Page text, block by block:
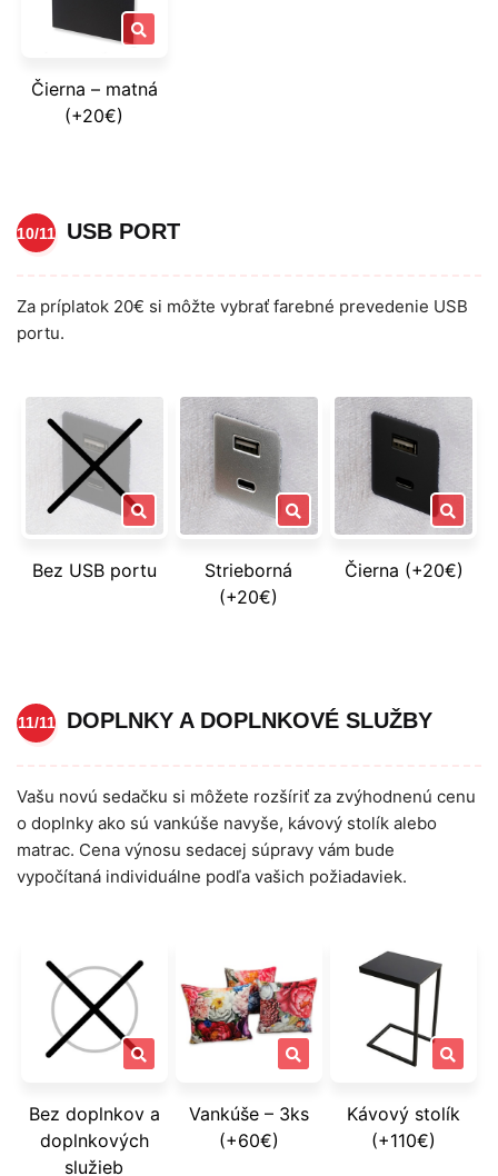
Čierna – matná
(+20€)
10/11 USB PORT
Za príplatok 20€ si môžte vybrať farebné prevedenie USB
portu.
Bez USB portu
Strieborná
(+20€)
Čierna (+20€)
11/11 DOPLNKY A DOPLNKOVÉ SLUŽBY
Vašu novú sedačku si môžete rozšíriť za zvýhodnenú cenu
o doplnky ako sú vankúše navyše, kávový stolík alebo
matrac. Cena výnosu sedacej súpravy vám bude
vypočítaná individuálne podľa vašich požiadaviek.
Bez doplnkov a
doplnkových
služieb
Vankúše – 3ks
(+60€)
Kávový stolík
(+110€)